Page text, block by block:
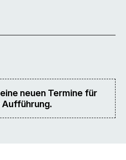
neuen Termine für
Aufführung.